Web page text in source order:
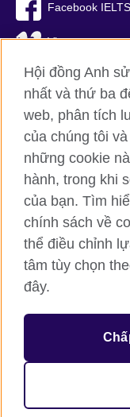
Facebook IELTS
Vimeo
RSS
Hội đồng Anh toàn cầu
Bảo mật thông tin và
Cookie
Sơ đồ trang
© 2026 British Council
British Council (Viet
(0)24 37281920;
subsidiary of the
opportunities.
Hội đồng Anh
nhất và thứ ba
web, phân tích
của chúng tôi
những cookie
hành, trong khi
của bạn. Tìm
chính sách về
thể điều chỉnh
tâm tùy chọn
đây.